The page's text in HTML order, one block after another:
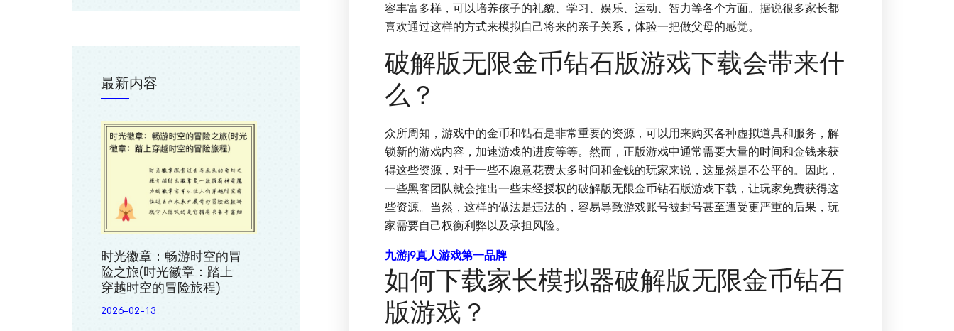
容丰富多样，可以培养孩子的礼貌、学习、娱乐、运动、智力等各个方面。据说很多家长都
喜欢通过这样的方式来模拟自己将来的亲子关系，体验一把做父母的感觉。
破解版无限金币钻石版游戏下载会带来什
么？
众所周知，游戏中的金币和钻石是非常重要的资源，可以用来购买各种虚拟道具和服务，解
锁新的游戏内容，加速游戏的进度等等。然而，正版游戏中通常需要大量的时间和金钱来获
得这些资源，对于一些不愿意花费太多时间和金钱的玩家来说，这显然是不公平的。因此，
一些黑客团队就会推出一些未经授权的破解版无限金币钻石版游戏下载，让玩家免费获得这
些资源。当然，这样的做法是违法的，容易导致游戏账号被封号甚至遭受更严重的后果，玩
家需要自己权衡利弊以及承担风险。
九游j9真人游戏第一品牌
如何下载家长模拟器破解版无限金币钻石
版游戏？
最新内容
时光徽章：畅游时空的冒
险之旅(时光徽章：踏上
穿越时空的冒险旅程)
2026-02-13